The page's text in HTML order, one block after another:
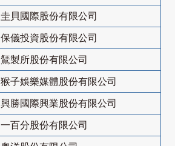
圭貝國際股份有限公司
保儀投資股份有限公司
鵟製所股份有限公司
猴子娛樂媒體股份有限公司
興勝國際興業股份有限公司
一百分股份有限公司